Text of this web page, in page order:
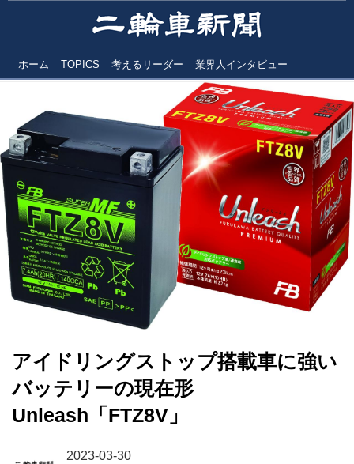
ホーム TOPICS 考えるリーダー 業界人インタビュー
アイドリングストップ搭載車に強い
バッテリーの現在形
Unleash「FTZ8V」
2023-03-30